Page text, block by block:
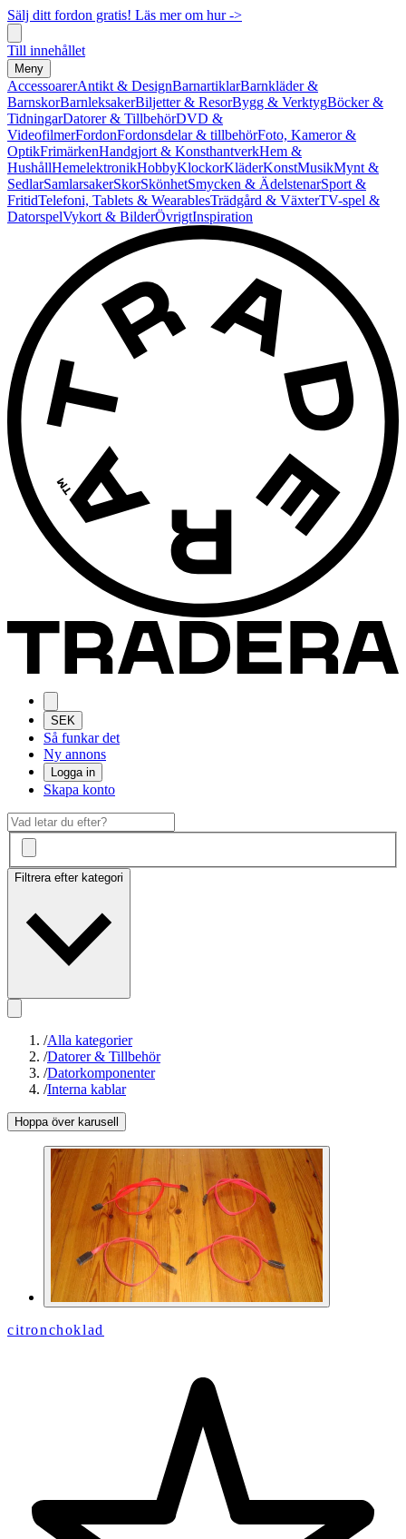
Sälj ditt fordon gratis! Läs mer om hur ->
Till innehållet
Meny
AccessoarerAntikt & DesignBarnartiklarBarnkläder &
BarnskorBarnleksakerBiljetter & ResorBygg & VerktygBöcker &
TidningarDatorer & TillbehörDVD &
VideofilmerFordonFordonsdelar & tillbehörFoto, Kameror &
OptikFrimärkenHandgjort & KonsthantverkHem &
HushållHemelektronikHobbyKlockorKläderKonstMusikMynt &
SedlarSamlarsakerSkorSkönhetSmycken & ÄdelstenarSport &
FritidTelefoni, Tablets & WearablesTrädgård & VäxterTV-spel &
DatorspelVykort & BilderÖvrigtInspiration
SEK
Så funkar det
Ny annons
Logga in
Skapa konto
Filtrera efter kategori
/Alla kategorier
/Datorer & Tillbehör
/Datorkomponenter
/Interna kablar
Hoppa över karusell
citronchoklad